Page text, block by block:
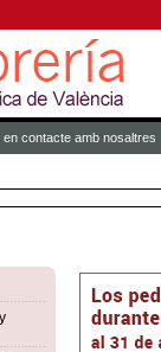
contacte amb nosaltres